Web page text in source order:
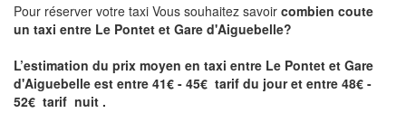
Pour réserver votre taxi Vous souhaitez savoir combien coute
un taxi entre Le Pontet et Gare d'Aiguebelle?
L’estimation du prix moyen en taxi entre Le Pontet et Gare
d'Aiguebelle est entre 41€ - 45€ tarif du jour et entre 48€ -
52€ tarif nuit .